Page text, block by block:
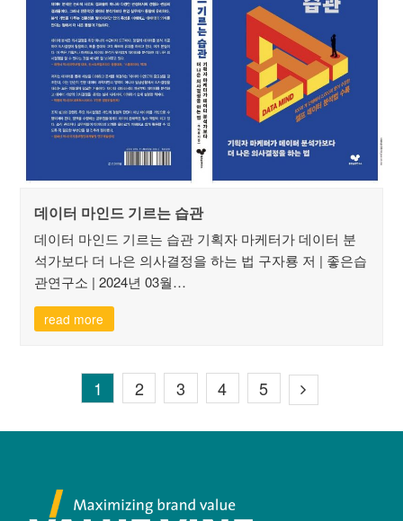
데이터 마인드 기르는 습관
데이터 마인드 기르는 습관 기획자 마케터가 데이터 분
석가보다 더 나은 의사결정을 하는 법 구자룡 저 | 좋은습
관연구소 | 2024년 03월…
read more
1 2 3 4 5